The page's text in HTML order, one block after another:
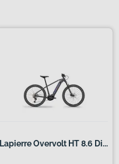
Lapierre Overvolt HT 8.6 Di...